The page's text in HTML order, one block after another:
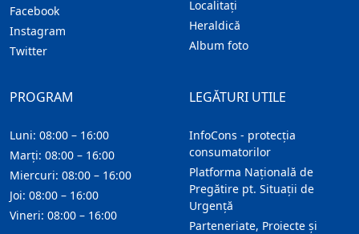
Facebook
Instagram
Twitter
Localitaţi
Heraldică
Album foto
LEGĂTURI UTILE
InfoCons - protecția
consumatorilor
Platforma Națională de
Pregătire pt. Situații de
Urgență
Parteneriate, Proiecte și
PROGRAM
Luni: 08:00 – 16:00
Marți: 08:00 – 16:00
Miercuri: 08:00 – 16:00
Joi: 08:00 – 16:00
Vineri: 08:00 – 16:00